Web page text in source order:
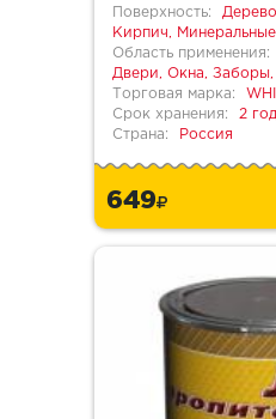
Поверхность:
Кирпич,
Область применения:
Двери, Окна, Заборы,
Торговая марка:
Срок хранения:
2
Страна:
Россия
649